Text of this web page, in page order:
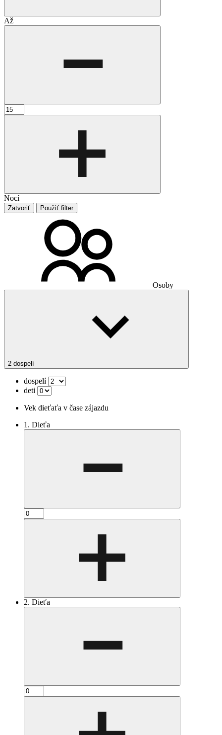
Až
Nocí
Zatvoriť Použiť filter
Osoby
2 dospelí
dospelí
deti
Vek dieťaťa v čase zájazdu
1. Dieťa
2. Dieťa